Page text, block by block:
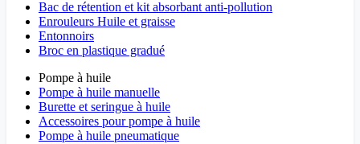
Bac de rétention et kit absorbant anti-pollution
Enrouleurs Huile et graisse
Entonnoirs
Broc en plastique gradué
Pompe à huile
Pompe à huile manuelle
Burette et seringue à huile
Accessoires pour pompe à huile
Pompe à huile pneumatique